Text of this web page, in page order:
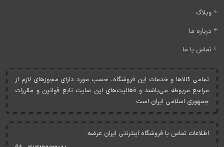
وبلاگ
درباره ما
تماس با ما
تمامی کالاها و خدمات اين فروشگاه، حسب مورد دارای مجوزهای لازم از
مراجع مربوطه می‌باشند و فعاليت‌های اين سايت تابع قوانين و مقررات
جمهوری اسلامی ايران است.
اطلاعات تماس با فروشگاه اینترنتی ایران عرضه: